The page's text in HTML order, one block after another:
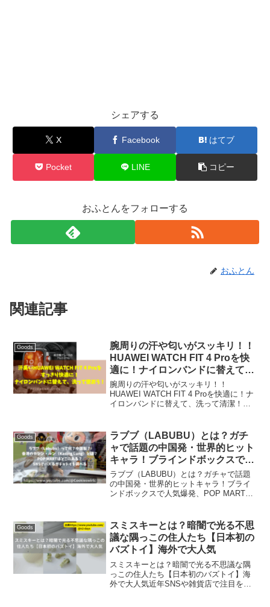
シェアする
X Facebook はてブ
Pocket LINE コピー
おふとんをフォローする
おふとん
関連記事
Goods
腕周りの汗や匂いがスッキリ！！
HUAWEI WATCH FIT 4 Proを快
適に！ナイロンバンドに替えて、
洗って清潔！【WATCH FIT 3
も！】
腕周りの汗や匂いがスッキリ！！
HUAWEI WATCH FIT 4 Proを快適に！ナ
イロンバンドに替えて、洗って清潔！
回は、人気の高性能スマートウォッチ
「...
Goods
ラブブ（LABUBU）とは？ガチ
ャで話題の中国発・世界的ヒット
キャラ！ブラインドボックスで人
気爆発、POP MART発ユニクロ×
ラブブコラボも解説
ラブブ（LABUBU）とは？ガチャで話題
の中国発・世界的ヒットキャラ！ブライ
ンドボックスで人気爆発、POP MART発
ラクターで、Z世代やキダルト層に人気沸
騰中です。...
Goods
スミスキーとは？暗闇で光る不思
議な隅っこの住人たち【日本初の
バズトイ】海外で大人気
スミスキーとは？暗闇で光る不思議な隅
っこの住人たち【日本初のバズトイ】海
外で大人気近年SNSや雑貨店で注目を集